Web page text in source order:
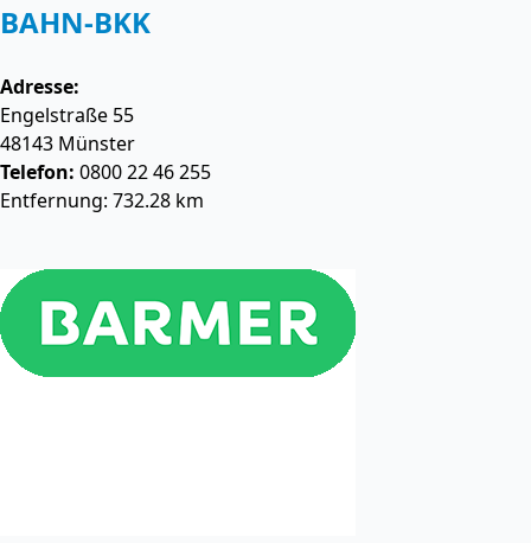
BAHN-BKK
Adresse:
Engelstraße 55
48143 Münster
Telefon: 0800 22 46 255
Entfernung: 732.28 km